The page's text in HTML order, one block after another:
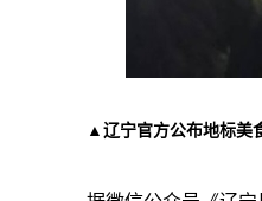
▲辽宁官方公布地标美